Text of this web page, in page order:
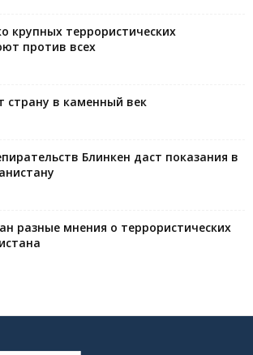
крупных террористических
против всех
страну в каменный век
Блинкен даст показания в
разные мнения о террористических